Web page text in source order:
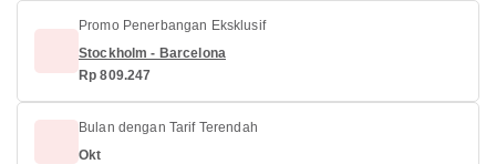
Promo Penerbangan Eksklusif
Stockholm - Barcelona
Rp 809.247
Bulan dengan Tarif Terendah
Okt